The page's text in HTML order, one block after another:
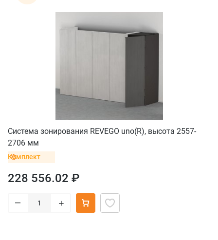
Система зонирования REVEGO uno(R), высота 2557-
2706 мм
Комплект
228 556.02 ₽
– +